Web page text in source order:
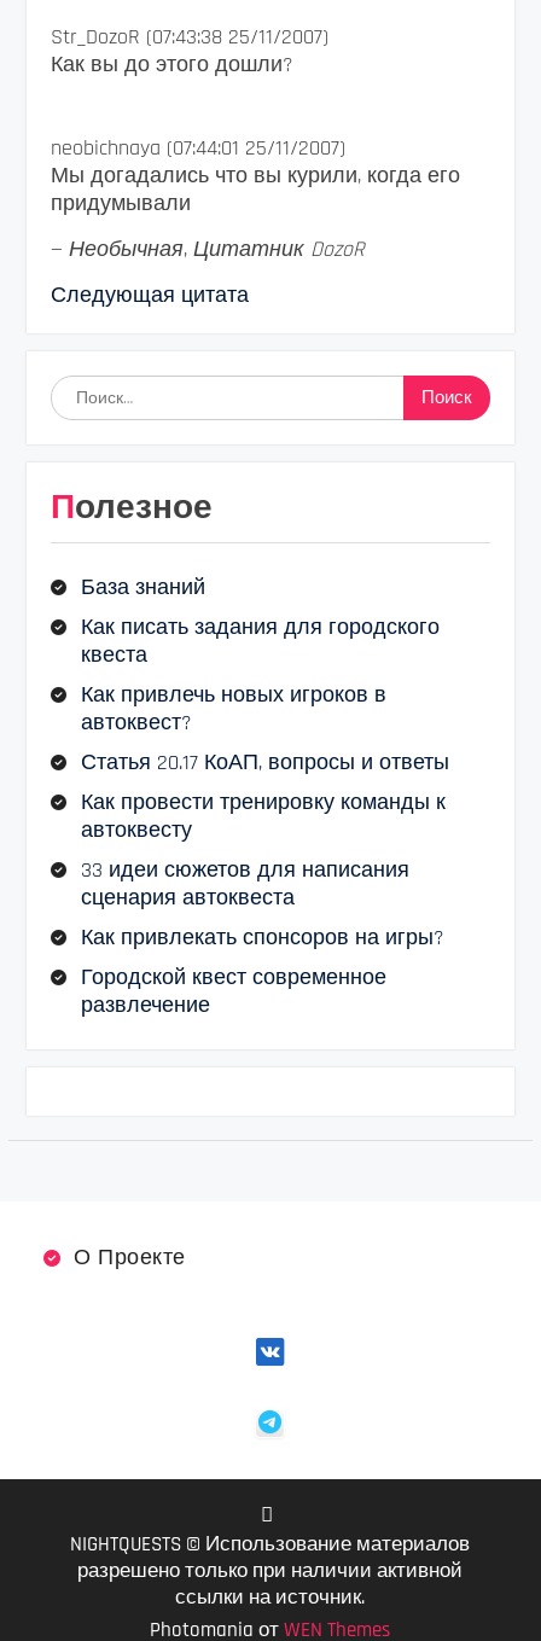
Str_DozoR (07:43:38 25/11/2007)
Как вы до этого дошли?
neobichnaya (07:44:01 25/11/2007)
Мы догадались что вы курили, когда его
придумывали
— Необычная, Цитатник DozoR
Следующая цитата
Найти:
Полезное
База знаний
Как писать задания для городского
квеста
Как привлечь новых игроков в
автоквест?
Статья 20.17 КоАП, вопросы и ответы
Как провести тренировку команды к
автоквесту
33 идеи сюжетов для написания
сценария автоквеста
Как привлекать спонсоров на игры?
Городской квест современное
развлечение
О Проекте
VK
NIGHTQUESTS © Использование материалов
разрешено только при наличии активной
ссылки на источник.
Photomania отWEN Themes